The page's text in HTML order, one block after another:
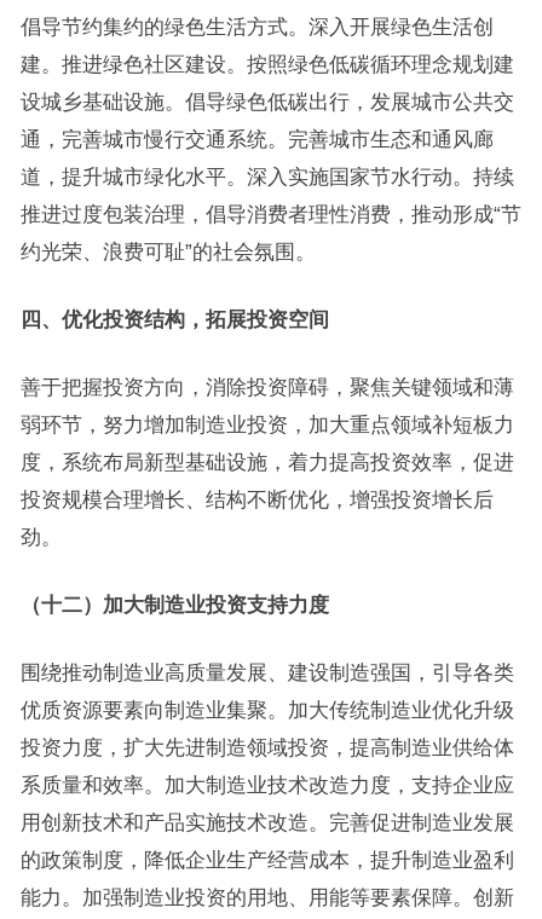
倡导节约集约的绿色生活方式。深入开展绿色生活创
建。推进绿色社区建设。按照绿色低碳循环理念规划建
设城乡基础设施。倡导绿色低碳出行，发展城市公共交
通，完善城市慢行交通系统。完善城市生态和通风廊
道，提升城市绿化水平。深入实施国家节水行动。持续
推进过度包装治理，倡导消费者理性消费，推动形成“节
约光荣、浪费可耻”的社会氛围。
四、优化投资结构，拓展投资空间
善于把握投资方向，消除投资障碍，聚焦关键领域和薄
弱环节，努力增加制造业投资，加大重点领域补短板力
度，系统布局新型基础设施，着力提高投资效率，促进
投资规模合理增长、结构不断优化，增强投资增长后
劲。
（十二）加大制造业投资支持力度
围绕推动制造业高质量发展、建设制造强国，引导各类
优质资源要素向制造业集聚。加大传统制造业优化升级
投资力度，扩大先进制造领域投资，提高制造业供给体
系质量和效率。加大制造业技术改造力度，支持企业应
用创新技术和产品实施技术改造。完善促进制造业发展
的政策制度，降低企业生产经营成本，提升制造业盈利
能力。加强制造业投资的用地、用能等要素保障。创新